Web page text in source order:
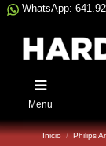
WhatsApp:
Menu
Inicio Philips